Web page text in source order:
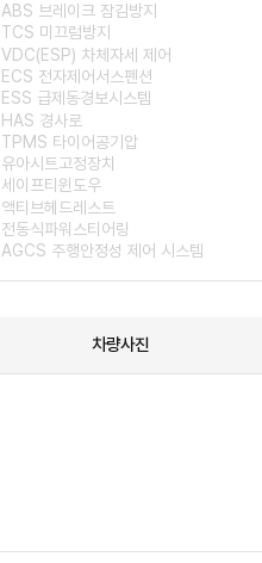
ABS 브레이크 잠김방지
TCS 미끄럼방지
VDC(ESP) 차체자세 제어
ECS 전자제어서스펜션
ESS 급제동경보시스템
HAS 경사로
TPMS 타이어공기압
유아시트고정장치
세이프티윈도우
액티브헤드레스트
전동식파워스티어링
AGCS 주행안정성 제어 시스템
차량사진